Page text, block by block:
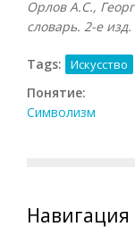
Орлов А.С.,
словарь. 2-е
Tags: Искусство
Понятие:
Символизм
Навигация